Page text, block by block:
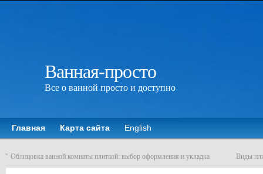
Ванная-просто
Все о ванной просто и доступно
Главная Карта сайта English
" Облицовка ванной комнаты плиткой: выбор оформления и укладка Виды